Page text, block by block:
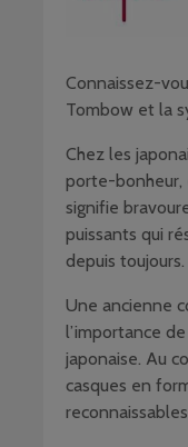
Connaissez-
Tombow et la
Chez les
porte-
signifie
puissants qui
depuis toujours.
Une ancienne
l’importance
japonaise. Au
casques en